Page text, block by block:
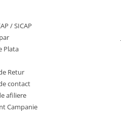
/ SICAP
Plata
Retur
contact
afiliere
Campanie